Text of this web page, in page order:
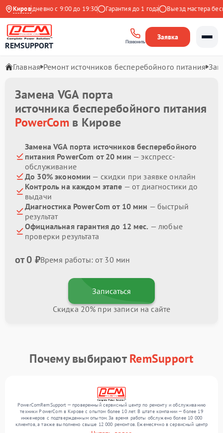
Киров
Ежедневно с 9:00 до 19:30 Гарантия до 1 года Выезд мастера
REMSUPPORT Позвонить
Заявка
Главная Ремонт источников бесперебойного питания
Замена VGA порта
источника бесперебойного питания
PowerComв Кирове
Замена VGA порта источников бесперебойного
питания PowerCom от 20 мин — экспресс-
обслуживание
До 30% экономии — скидки при заявке онлайн
Контроль на каждом этапе — от диагностики до
выдачи
Диагностика PowerCom от 10 мин — быстрый
результат
Официальная гарантия до 12 мес. — любые
проверки результата
от 0 ₽Время работы: от 30 мин
Записаться
Скидка 20% при записи на сайте
Почему выбираютRemSupport
PowerComRemSupport — проверенный сервисный центр по ремонту и обслуживанию
техники PowerCom в Кирове с опытом более 10 лет. В штате компании — более 19
инженеров с подтвержденным опытом. За время работы обслужено более 10 000
клиентов, а также выполнено свыше 12 000 ремонтов. Ежемесячно в сервисный центр
поступает свыше 300 единиц техники, включая , , . Мы выполняем ремонт различного